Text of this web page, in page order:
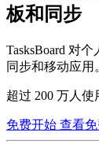
板和同步
TasksBoard 对
同步和移动应用
超过 200 万人使
免费开始 查看